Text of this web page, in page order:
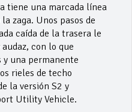
tiene una marcada línea
zaga. Unos pasos de
caída de la trasera le
con lo que
una permanente
rieles de techo
la versión S2 y
Utility Vehicle.